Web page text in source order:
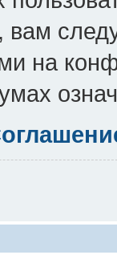
вам
на